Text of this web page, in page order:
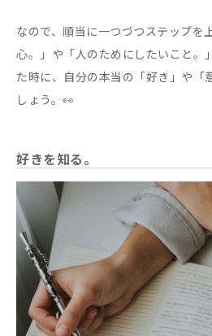
なので、順当に一つづつステップを
心。」や「人のためにしたいこと。
た時に、自分の本当の「好き」や「
しょう。👀
好きを知る。